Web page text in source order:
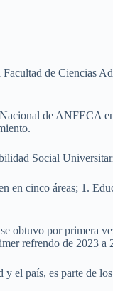
de Ciencias
de ANFECA
Social
en cinco áreas; 1.
por primera
refrendo de 2023 a
país, es parte de